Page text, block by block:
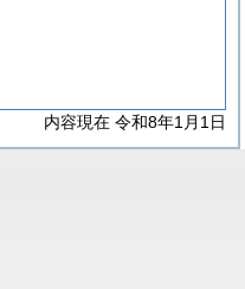
内容現在 令和8年1月1日